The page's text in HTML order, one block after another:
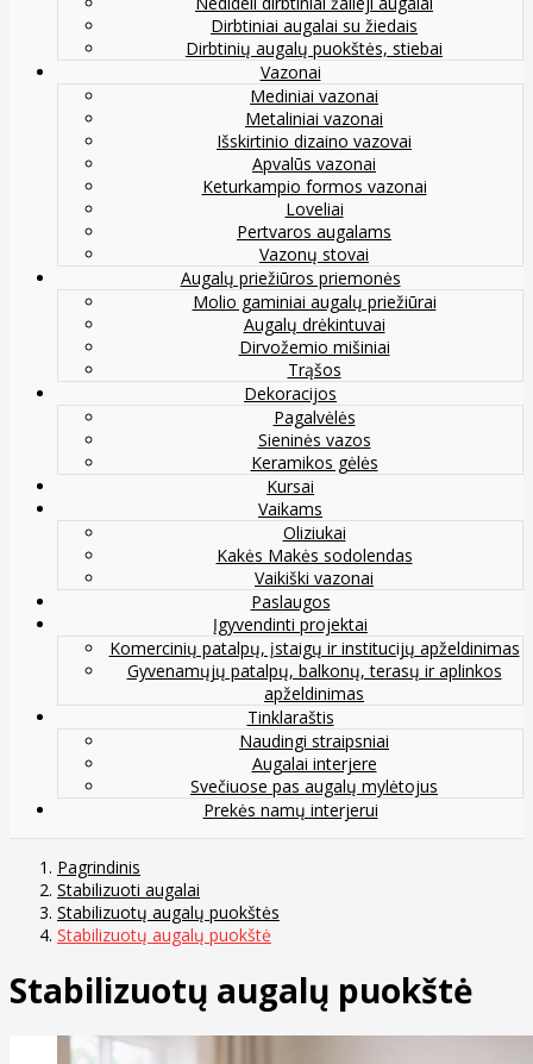
Dirbtiniai augalai su žiedais
Dirbtinių augalų puokštės, stiebai
Vazonai
Mediniai vazonai
Metaliniai vazonai
Išskirtinio dizaino vazovai
Apvalūs vazonai
Keturkampio formos vazonai
Loveliai
Pertvaros augalams
Vazonų stovai
Augalų priežiūros priemonės
Molio gaminiai augalų priežiūrai
Augalų drėkintuvai
Dirvožemio mišiniai
Trąšos
Dekoracijos
Pagalvėlės
Sieninės vazos
Keramikos gėlės
Kursai
Vaikams
Oliziukai
Kakės Makės sodolendas
Vaikiški vazonai
Paslaugos
Įgyvendinti projektai
Komercinių patalpų, įstaigų ir institucijų apželdinimas
Gyvenamųjų patalpų, balkonų, terasų ir aplinkos
apželdinimas
Tinklaraštis
Naudingi straipsniai
Augalai interjere
Svečiuose pas augalų mylėtojus
Prekės namų interjerui
Pagrindinis
Stabilizuoti augalai
Stabilizuotų augalų puokštės
Stabilizuotų augalų puokštė
Stabilizuotų augalų puokštė